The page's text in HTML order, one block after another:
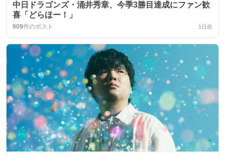
中日ドラゴンズ・涌井秀章、今季3勝目達成にファン歓
喜「どらほー！」
909件のポスト 1日前